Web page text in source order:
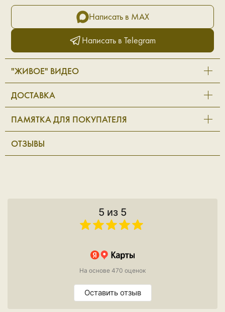
Написать в MAX
Написать в Telegram
"ЖИВОЕ" ВИДЕО
ДОСТАВКА
ПАМЯТКА ДЛЯ ПОКУПАТЕЛЯ
ОТЗЫВЫ
5 из 5
На основе 470 оценок
Оставить отзыв